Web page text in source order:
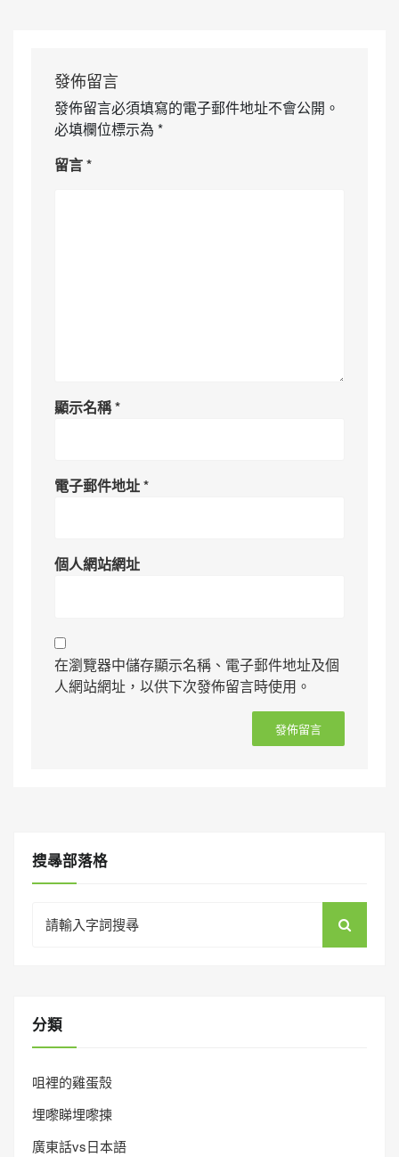
發佈留言
發佈留言必須填寫的電子郵件地址不會公開。
必填欄位標示為 *
留言*
顯示名稱*
電子郵件地址*
個人網站網址
在瀏覽器中儲存顯示名稱、電子郵件地址及個
人網站網址，以供下次發佈留言時使用。
搜㝷部落格
for:
分類
咀裡的雞蛋殼
埋嚟睇埋嚟揀
廣東話vs日本語